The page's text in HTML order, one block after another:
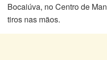
Bocaiúva, no Centro de
tiros nas mãos.